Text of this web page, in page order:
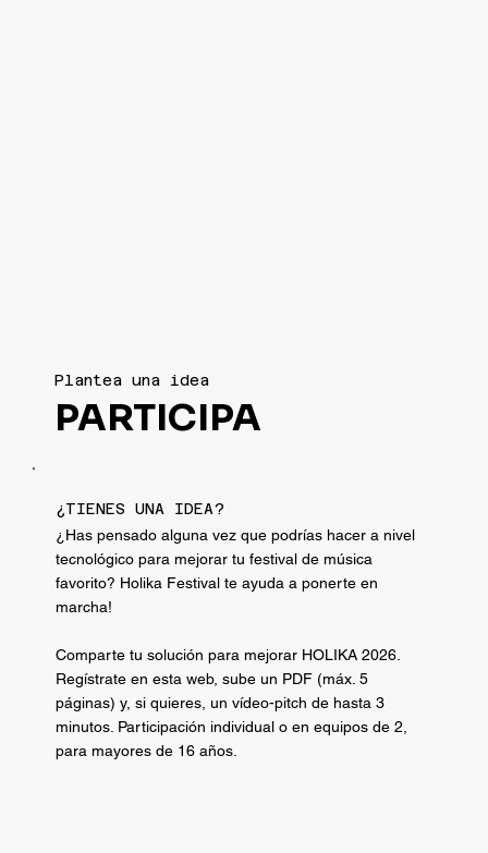
Plantea una idea
PARTICIPA
¿TIENES UNA IDEA?
¿Has pensado alguna vez que podrías hacer a nivel
tecnológico para mejorar tu festival de música
favorito? Holika Festival te ayuda a ponerte en
marcha!
Comparte tu solución para mejorar HOLIKA 2026.
Regístrate en esta web, sube un PDF (máx. 5
páginas) y, si quieres, un vídeo-pitch de hasta 3
minutos. Participación individual o en equipos de 2,
para mayores de 16 años.